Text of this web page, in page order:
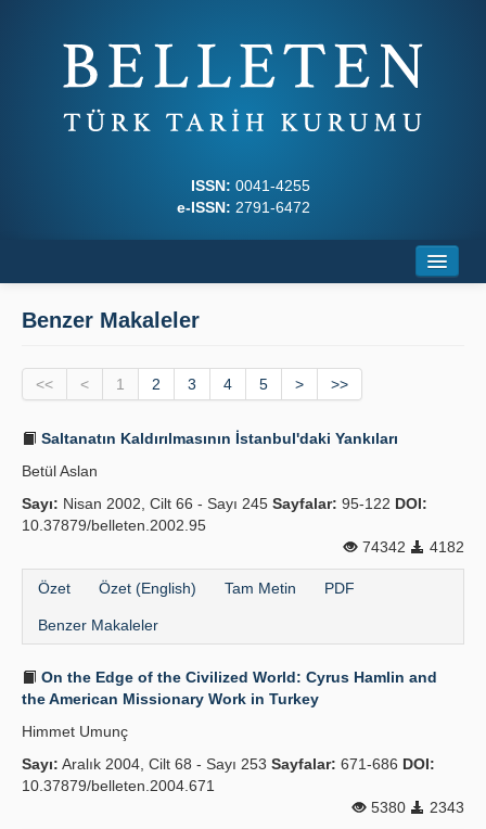
ISSN: 0041-4255
e-ISSN: 2791-6472
Dergi Kurulları
İlkeler
Yayın Politikaları
Benzer Makaleler
<< < 1 2 3 4 5 > >>
Saltanatın Kaldırılmasının İstanbul'daki Yankıları
Betül Aslan
Sayı: Nisan 2002, Cilt 66 - Sayı 245 Sayfalar: 95-122 DOI:
10.37879/belleten.2002.95
74342
4182
Özet Özet (English) Tam Metin PDF
Benzer Makaleler
On the Edge of the Civilized World: Cyrus Hamlin and
the American Missionary Work in Turkey
Himmet Umunç
Sayı: Aralık 2004, Cilt 68 - Sayı 253 Sayfalar: 671-686 DOI:
10.37879/belleten.2004.671
5380
2343